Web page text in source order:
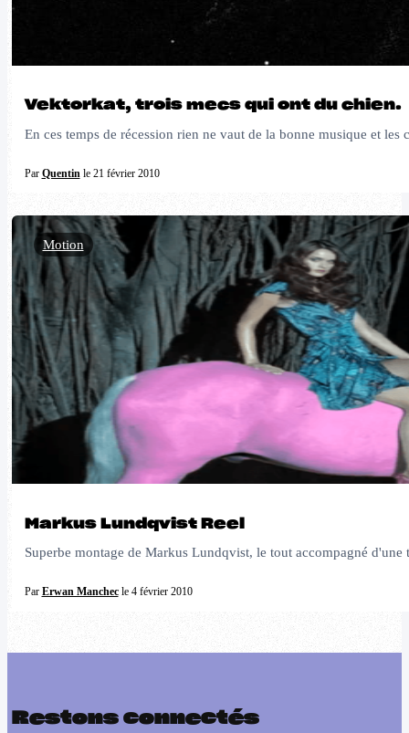
Vektorkat, trois mecs qui ont du chien.
En ces temps de récession rien ne vaut de la bonne musique et les
Par Quentinle 21 février 2010
Markus Lundqvist Reel
Superbe montage de Markus Lundqvist, le tout accompagné
Par Erwan Manchecle 4 février 2010
Motion
Restons connectés